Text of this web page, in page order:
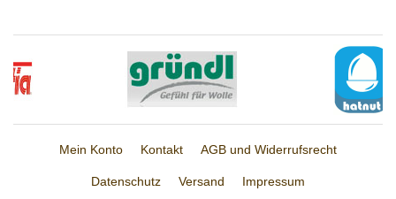
Mein Konto Kontakt AGB und Widerrufsrecht
Datenschutz Versand Impressum